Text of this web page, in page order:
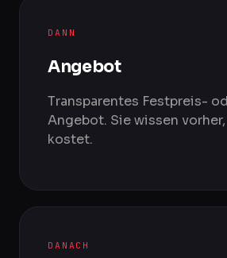
DANN
Angebot
Transparentes Festpreis-
Angebot. Sie wissen vorher,
kostet.
DANACH